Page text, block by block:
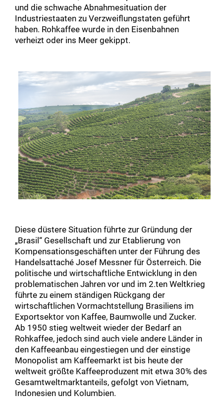
und die schwache Abnahmesituation der
Industriestaaten zu Verzweiflungstaten geführt
haben. Rohkaffee wurde in den Eisenbahnen
verheizt oder ins Meer gekippt.
Diese düstere Situation führte zur Gründung der
„Brasil“ Gesellschaft und zur Etablierung von
Kompensationsgeschäften unter der Führung des
Handelsattaché Josef Messner für Österreich. Die
politische und wirtschaftliche Entwicklung in den
problematischen Jahren vor und im 2.ten Weltkrieg
führte zu einem ständigen Rückgang der
wirtschaftlichen Vormachtstellung Brasiliens im
Exportsektor von Kaffee, Baumwolle und Zucker.
Ab 1950 stieg weltweit wieder der Bedarf an
Rohkaffee, jedoch sind auch viele andere Länder in
den Kaffeeanbau eingestiegen und der einstige
Monopolist am Kaffeemarkt ist bis heute der
weltweit größte Kaffeeproduzent mit etwa 30% des
Gesamtweltmarktanteils, gefolgt von Vietnam,
Indonesien und Kolumbien.